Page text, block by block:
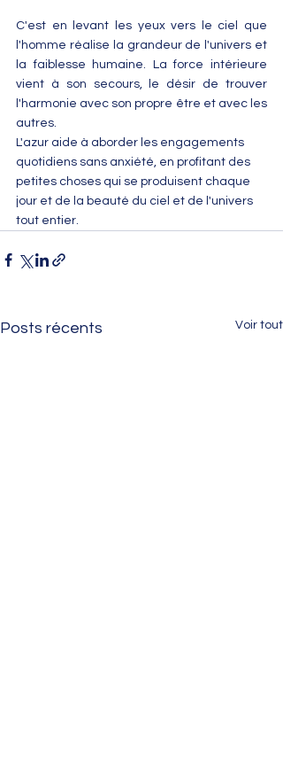
C'est en levant les yeux vers le ciel que
l'homme réalise la grandeur de l'univers et
la faiblesse humaine. La force intérieure
vient à son secours, le désir de trouver
l'harmonie avec son propre être et avec les
autres.
L'azur aide à aborder les engagements
quotidiens sans anxiété, en profitant des
petites choses qui se produisent chaque
jour et de la beauté du ciel et de l'univers
tout entier.
Posts récents Voir tout